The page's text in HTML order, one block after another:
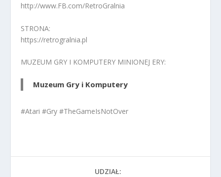
http://www.FB.com/RetroGralnia
STRONA:
https://retrogralnia.pl
MUZEUM GRY I KOMPUTERY MINIONEJ ERY:
Muzeum Gry i Komputery
#Atari #Gry #TheGameIsNotOver
UDZIAŁ: